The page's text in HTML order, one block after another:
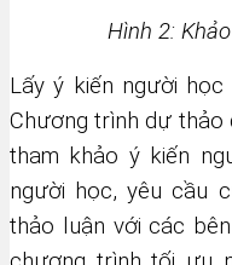
Hình 2:
Lấy ý kiến người
Chương trình dự thảo
tham khảo ý kiến
người học, yêu cầu
thảo luận với các